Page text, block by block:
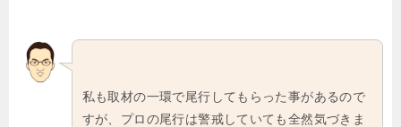
私も取材の一環で尾行してもらった事があるので
すが、プロの尾行は警戒していても全然気づきま